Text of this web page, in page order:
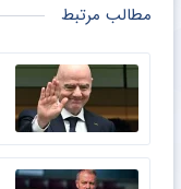
مطالب مرتبط